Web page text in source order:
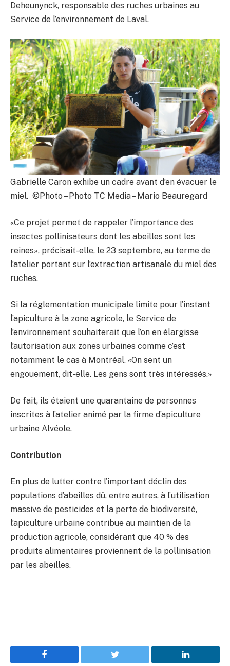
Deheunynck, responsable des ruches urbaines au
Service de l’environnement de Laval.
Gabrielle Caron exhibe un cadre avant d’en évacuer le
miel. ©Photo – Photo TC Media – Mario Beauregard
«Ce projet permet de rappeler l’importance des
insectes pollinisateurs dont les abeilles sont les
reines», précisait-elle, le 23 septembre, au terme de
l’atelier portant sur l’extraction artisanale du miel des
ruches.
Si la réglementation municipale limite pour l’instant
l’apiculture à la zone agricole, le Service de
l’environnement souhaiterait que l’on en élargisse
l’autorisation aux zones urbaines comme c’est
notamment le cas à Montréal. «On sent un
engouement, dit-elle. Les gens sont très intéressés.»
De fait, ils étaient une quarantaine de personnes
inscrites à l’atelier animé par la firme d’apiculture
urbaine Alvéole.
Contribution
En plus de lutter contre l’important déclin des
populations d’abeilles dû, entre autres, à l’utilisation
massive de pesticides et la perte de biodiversité,
l’apiculture urbaine contribue au maintien de la
production agricole, considérant que 40 % des
produits alimentaires proviennent de la pollinisation
par les abeilles.
Facebook Twitter LinkedIn